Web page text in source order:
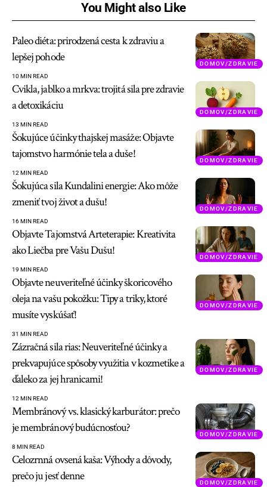
You Might also Like
DOMOV/ZDRAVIE
Paleo diéta: prirodzená cesta k zdraviu a
lepšej pohode
10 MIN READ
DOMOV/ZDRAVIE
Cvikla, jablko a mrkva: trojitá sila pre zdravie
a detoxikáciu
13 MIN READ
DOMOV/ZDRAVIE
Šokujúce účinky thajskej masáže: Objavte
tajomstvo harmónie tela a duše!
12 MIN READ
DOMOV/ZDRAVIE
Šokujúca sila Kundalini energie: Ako môže
zmeniť tvoj život a dušu!
16 MIN READ
DOMOV/ZDRAVIE
Objavte Tajomstvá Arteterapie: Kreativita
ako Liečba pre Vašu Dušu!
19 MIN READ
DOMOV/ZDRAVIE
Objavte neuveriteľné účinky škoricového
oleja na vašu pokožku: Tipy a triky, ktoré
musíte vyskúšať!
31 MIN READ
DOMOV/ZDRAVIE
Zázračná sila rias: Neuveriteľné účinky a
prekvapujúce spôsoby využitia v kozmetike a
ďaleko za jej hranicami!
12 MIN READ
DOMOV/ZDRAVIE
Membránový vs. klasický karburátor: prečo
je membránový budúcnosťou?
8 MIN READ
DOMOV/ZDRAVIE
Celozrnná ovsená kaša: Výhody a dôvody,
prečo ju jesť denne